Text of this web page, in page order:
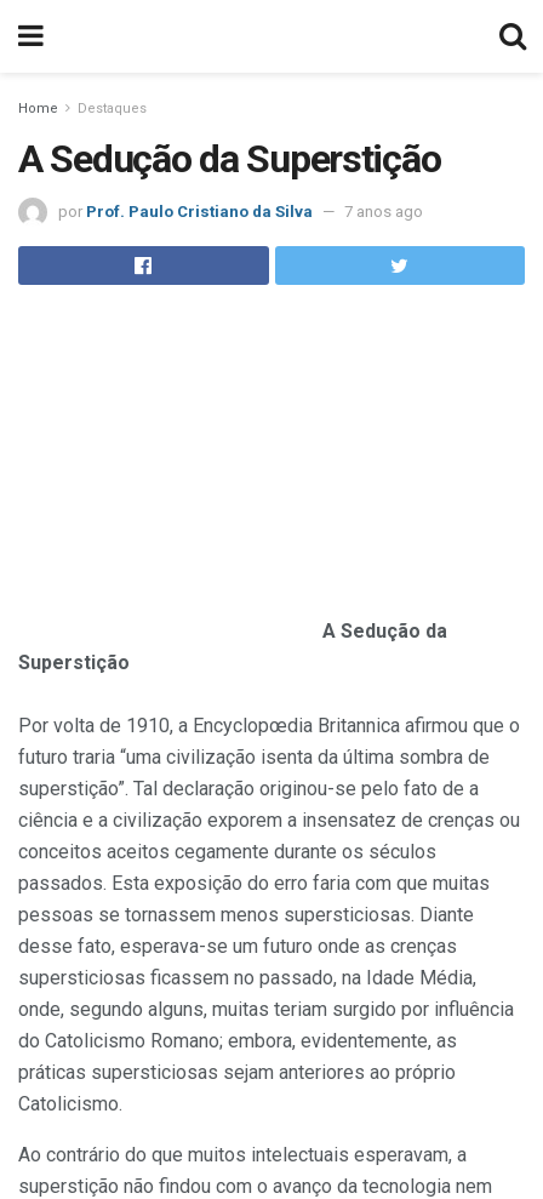
Home Destaques
A Sedução da Superstição
por Prof. Paulo Cristiano da Silva 7 anos ago
A Sedução da
Superstição
Por volta de 1910, a Encyclopœdia Britannica afirmou que o
futuro traria “uma civilização isenta da última sombra de
superstição”. Tal declaração originou-se pelo fato de a
ciência e a civilização exporem a insensatez de crenças ou
conceitos aceitos cegamente durante os séculos
passados. Esta exposição do erro faria com que muitas
pessoas se tornassem menos supersticiosas. Diante
desse fato, esperava-se um futuro onde as crenças
supersticiosas ficassem no passado, na Idade Média,
onde, segundo alguns, muitas teriam surgido por influência
do Catolicismo Romano; embora, evidentemente, as
práticas supersticiosas sejam anteriores ao próprio
Catolicismo.
Ao contrário do que muitos intelectuais esperavam, a
superstição não findou com o avanço da tecnologia nem